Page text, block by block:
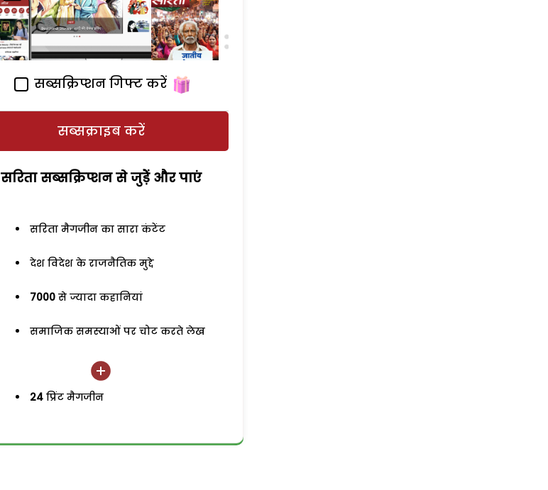
सब्सक्रिप्शन गिफ्ट करें
सब्सक्राइब करें
सरिता सब्सक्रिप्शन से जुड़ेें और पाएं
सरिता मैगजीन का सारा कंटेंट
देश विदेश के राजनैतिक मुद्दे
7000 से ज्यादा कहानियां
समाजिक समस्याओं पर चोट करते लेख
24 प्रिंट मैगजीन